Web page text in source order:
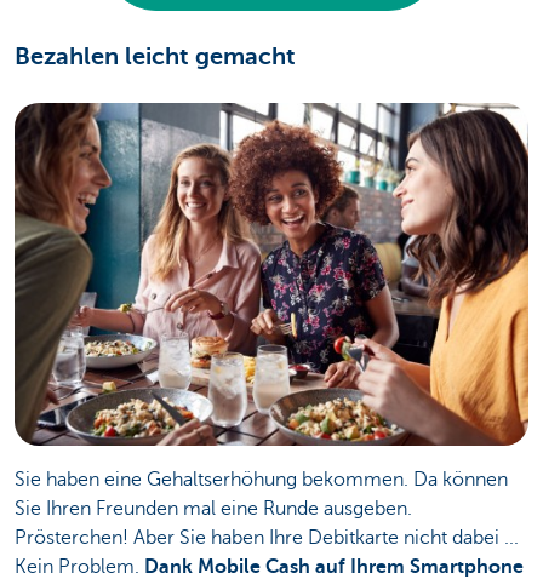
Bezahlen leicht gemacht
Sie haben eine Gehaltserhöhung bekommen. Da können
Sie Ihren Freunden mal eine Runde ausgeben.
Prösterchen! Aber Sie haben Ihre Debitkarte nicht dabei ...
Kein Problem. Dank Mobile Cash auf Ihrem Smartphone